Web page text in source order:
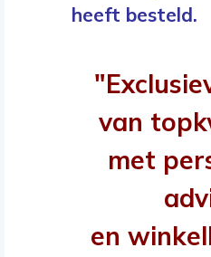
heeft besteld.
van
met
en